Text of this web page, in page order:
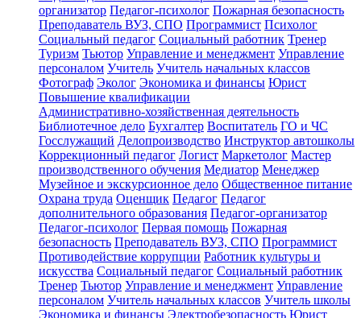
организатор Педагог-психолог Пожарная безопасность
Преподаватель ВУЗ, СПО Программист Психолог
Социальный педагог Социальный работник Тренер
Туризм Тьютор Управление и менеджмент Управление
персоналом Учитель Учитель начальных классов
Фотограф Эколог Экономика и финансы Юрист
Повышение квалификации
Административно-хозяйственная деятельность
Библиотечное дело Бухгалтер Воспитатель ГО и ЧС
Госслужащий Делопроизводство Инструктор автошколы
Коррекционный педагог Логист Маркетолог Мастер
производственного обучения Медиатор Менеджер
Музейное и экскурсионное дело Общественное питание
Охрана труда Оценщик Педагог Педагог
дополнительного образования Педагог-организатор
Педагог-психолог Первая помощь Пожарная
безопасность Преподаватель ВУЗ, СПО Программист
Противодействие коррупции Работник культуры и
искусства Социальный педагог Социальный работник
Тренер Тьютор Управление и менеджмент Управление
персоналом Учитель начальных классов Учитель школы
Экономика и финансы Электробезопасность Юрист